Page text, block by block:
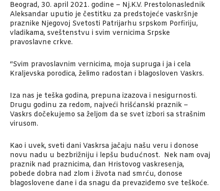
Beograd, 30. april 2021. godine – Nj.K.V. Prestolonaslednik
Aleksandar uputio je čestitku za predstojeće vaskršnje
praznike Njegovoj Svetosti Patrijarhu srpskom Porfiriju,
vladikama, sveštenstvu i svim vernicima Srpske
pravoslavne crkve.
“Svim pravoslavnim vernicima, moja supruga i ja i cela
Kraljevska porodica, želimo radostan i blagosloven Vaskrs.
Iza nas je teška godina, prepuna izazova i nesigurnosti.
Drugu godinu za redom, najveći hrišćanski praznik –
Vaskrs dočekujemo sa željom da se svet izbori sa strašnim
virusom.
Kao i uvek, sveti dani Vaskrsa jačaju našu veru i donose
novu nadu u bezbrižniju i lepšu budućnost. Nek nam ovaj
praznik nad praznicima, dan Hristovog vaskresenja,
pobede dobra nad zlom i života nad smrću, donose
blagoslovene dane i da snagu da prevaziđemo sve teškoće.